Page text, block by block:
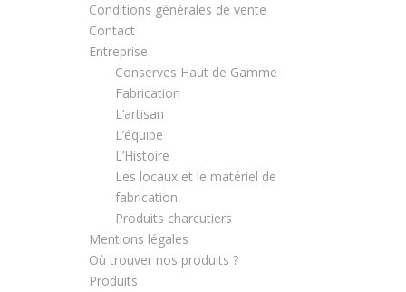
Conditions générales de vente
Contact
Entreprise
Conserves Haut de Gamme
Fabrication
L’artisan
L’équipe
L’Histoire
Les locaux et le matériel de
fabrication
Produits charcutiers
Mentions légales
Où trouver nos produits ?
Produits